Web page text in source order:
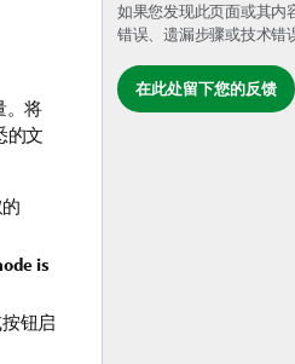
如果您发现此页面或其内
错误、遗漏步骤或技术错
在此处留下您的反馈
。将
的文
is
钮启